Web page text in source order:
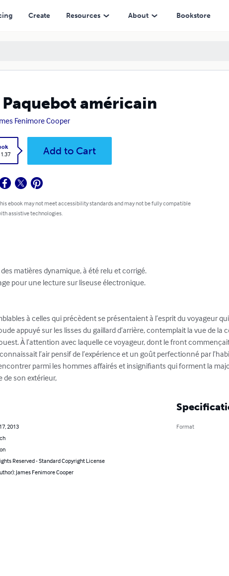
Create Resources About Bookstore
Paquebot américain
Fenimore Cooper
Add to Cart
ebook may not meet accessibility standards and may not be fully compatible
assistive technologies.
matières dynamique, à été relu et corrigé.
pour une lecture sur liseuse électronique.
à celles qui précèdent se présentaient à l’esprit du voyageur
appuyé sur les lisses du gaillard d’arrière, contemplait la vue de la
À l’attention avec laquelle ce voyageur, dont le front
l’air pensif de l’expérience et un goût perfectionné par
parmi les hommes affairés et insignifiants qui forment la
de son extérieur,
2013
Reserved - Standard Copyright License
James Fenimore Cooper
Format